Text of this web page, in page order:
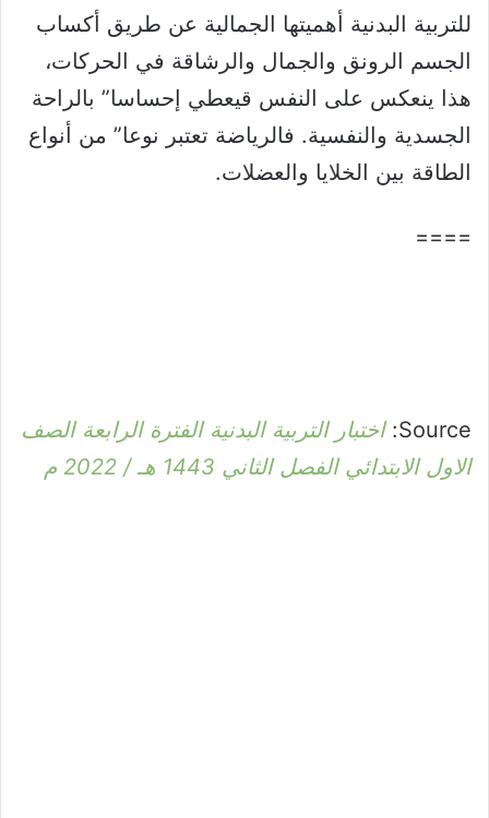
للتربية البدنية أهميتها الجمالية عن طريق أكساب
الجسم الرونق والجمال والرشاقة في الحركات،
هذا ينعكس على النفس قيعطي إحساسا” بالراحة
الجسدية والنفسية. فالرياضة تعتبر نوعا” من أنواع
الطاقة بين الخلايا والعضلات.
====
Source: اختبار التربية البدنية الفترة الرابعة الصف
الاول الابتدائي الفصل الثاني 1443 هـ / 2022 م